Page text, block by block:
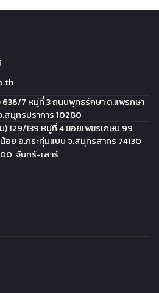
636/7 หมู่ที่ 3 ถนนพุทธรักษา ต.แพรกษา
สมุทรปราการ 10280
) 129/139 หมู่ที่ 4 ซอยเพชรเกษม 99
ย อ.กระทุ่มแบน จ.สมุทรสาคร 74130
จันทร์-เสาร์